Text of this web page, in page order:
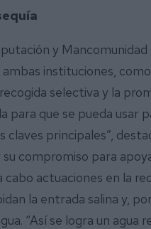
y
instituciones,
selectiva y la
para que se pueda usar
claves principales”,
compromiso para
cabo actuaciones en la
la entrada salina y,
“Así se logra un agua